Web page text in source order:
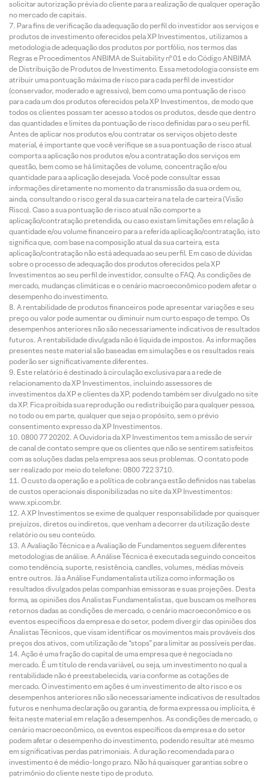
solicitar autorização prévia do cliente para a realização de qualquer operação
no mercado de capitais.
Para fins de verificação da adequação do perfil do investidor aos serviços e
produtos de investimento oferecidos pela XP Investimentos, utilizamos a
metodologia de adequação dos produtos por portfólio, nos termos das
Regras e Procedimentos ANBIMA de Suitability nº 01 e do Código ANBIMA
de Distribuição de Produtos de Investimento. Essa metodologia consiste em
atribuir uma pontuação máxima de risco para cada perfil de investidor
(conservador, moderado e agressivo), bem como uma pontuação de risco
para cada um dos produtos oferecidos pela XP Investimentos, de modo que
todos os clientes possam ter acesso a todos os produtos, desde que dentro
das quantidades e limites da pontuação de risco definidas para o seu perfil.
Antes de aplicar nos produtos e/ou contratar os serviços objeto deste
material, é importante que você verifique se a sua pontuação de risco atual
comporta a aplicação nos produtos e/ou a contratação dos serviços em
questão, bem como se há limitações de volume, concentração e/ou
quantidade para a aplicação desejada. Você pode consultar essas
informações diretamente no momento da transmissão da sua ordem ou,
ainda, consultando o risco geral da sua carteira na tela de carteira (Visão
Risco). Caso a sua pontuação de risco atual não comporte a
aplicação/contratação pretendida, ou caso existam limitações em relação à
quantidade e/ou volume financeiro para a referida aplicação/contratação, isto
significa que, com base na composição atual da sua carteira, esta
aplicação/contratação não está adequada ao seu perfil. Em caso de dúvidas
sobre o processo de adequação dos produtos oferecidos pela XP
Investimentos ao seu perfil de investidor, consulte o FAQ. As condições de
mercado, mudanças climáticas e o cenário macroeconômico podem afetar o
desempenho do investimento.
A rentabilidade de produtos financeiros pode apresentar variações e seu
preço ou valor pode aumentar ou diminuir num curto espaço de tempo. Os
desempenhos anteriores não são necessariamente indicativos de resultados
futuros. A rentabilidade divulgada não é líquida de impostos. As informações
presentes neste material são baseadas em simulações e os resultados reais
poderão ser significativamente diferentes.
Este relatório é destinado à circulação exclusiva para a rede de
relacionamento da XP Investimentos, incluindo assessores de
investimentos da XP e clientes da XP, podendo também ser divulgado no site
da XP. Fica proibida sua reprodução ou redistribuição para qualquer pessoa,
no todo ou em parte, qualquer que seja o propósito, sem o prévio
consentimento expresso da XP Investimentos.
0800 77 20202. A Ouvidoria da XP Investimentos tem a missão de servir
de canal de contato sempre que os clientes que não se sentirem satisfeitos
com as soluções dadas pela empresa aos seus problemas. O contato pode
ser realizado por meio do telefone: 0800 722 3710.
O custo da operação e a política de cobrança estão definidos nas tabelas
de custos operacionais disponibilizadas no site da XP Investimentos:
www.xpi.com.br.
A XP Investimentos se exime de qualquer responsabilidade por quaisquer
prejuízos, diretos ou indiretos, que venham a decorrer da utilização deste
relatório ou seu conteúdo.
A Avaliação Técnica e a Avaliação de Fundamentos seguem diferentes
metodologias de análise. A Análise Técnica é executada seguindo conceitos
como tendência, suporte, resistência, candles, volumes, médias móveis
entre outros. Já a Análise Fundamentalista utiliza como informação os
resultados divulgados pelas companhias emissoras e suas projeções. Desta
forma, as opiniões dos Analistas Fundamentalistas, que buscam os melhores
retornos dadas as condições de mercado, o cenário macroeconômico e os
eventos específicos da empresa e do setor, podem divergir das opiniões dos
Analistas Técnicos, que visam identificar os movimentos mais prováveis dos
preços dos ativos, com utilização de “stops” para limitar as possíveis perdas.
Ação é uma fração do capital de uma empresa que é negociada no
mercado. É um título de renda variável, ou seja, um investimento no qual a
rentabilidade não é preestabelecida, varia conforme as cotações de
mercado. O investimento em ações é um investimento de alto risco e os
desempenhos anteriores não são necessariamente indicativos de resultados
futuros e nenhuma declaração ou garantia, de forma expressa ou implícita, é
feita neste material em relação a desempenhos. As condições de mercado, o
cenário macroeconômico, os eventos específicos da empresa e do setor
podem afetar o desempenho do investimento, podendo resultar até mesmo
em significativas perdas patrimoniais. A duração recomendada para o
investimento é de médio-longo prazo. Não há quaisquer garantias sobre o
patrimônio do cliente neste tipo de produto.